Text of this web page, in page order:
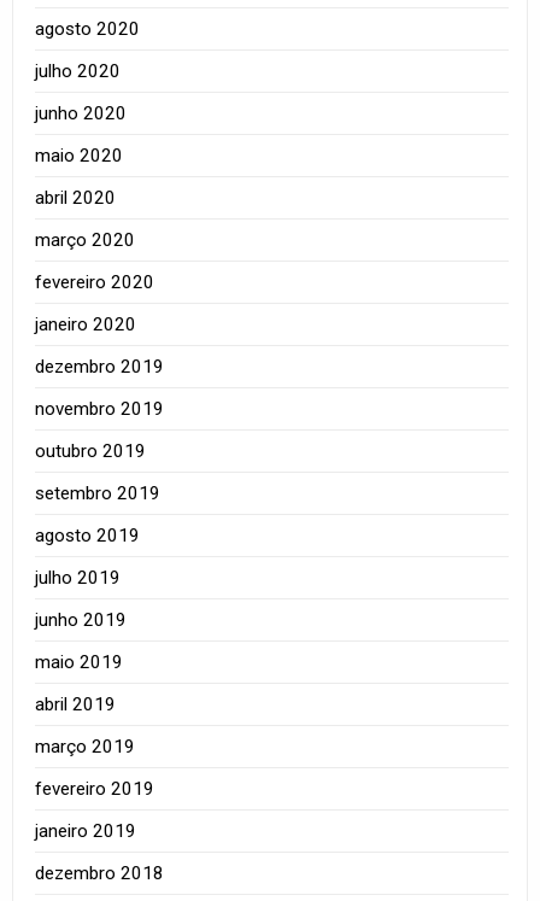
agosto 2020
julho 2020
junho 2020
maio 2020
abril 2020
março 2020
fevereiro 2020
janeiro 2020
dezembro 2019
novembro 2019
outubro 2019
setembro 2019
agosto 2019
julho 2019
junho 2019
maio 2019
abril 2019
março 2019
fevereiro 2019
janeiro 2019
dezembro 2018